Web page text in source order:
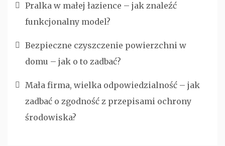
Pralka w małej łazience – jak znaleźć
funkcjonalny model?
Bezpieczne czyszczenie powierzchni w
domu – jak o to zadbać?
Mała firma, wielka odpowiedzialność – jak
zadbać o zgodność z przepisami ochrony
środowiska?